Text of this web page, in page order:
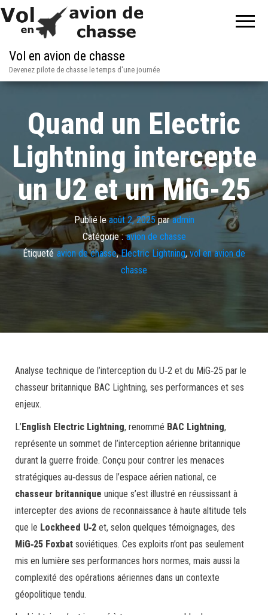
Vol en avion de chasse
Devenez pilote de chasse le temps d'une journée
Quand un Electric
Lightning intercepte
un U2 et un MiG-25
Publié leaoût 2, 2025paradmin
Catégorie : avion de chasse
Étiqueté avion de chasse,Electric Lightning, vol en avion de
chasse
Analyse technique de l’interception du U‑2 et du MiG‑25 par le
chasseur britannique BAC Lightning, ses performances et ses
enjeux.
L’English Electric Lightning, renommé BAC Lightning,
représente un sommet de l’interception aérienne britannique
durant la guerre froide. Conçu pour contrer les menaces
stratégiques au‑dessus de l’espace aérien national, ce
chasseur britannique unique s’est illustré en réussissant à
intercepter des avions de reconnaissance à haute altitude tels
que le Lockheed U‑2 et, selon quelques témoignages, des
MiG‑25 Foxbat soviétiques. Ces exploits n’ont pas seulement
mis en lumière ses performances hors normes, mais aussi la
complexité des opérations aériennes dans un contexte
géopolitique tendu.